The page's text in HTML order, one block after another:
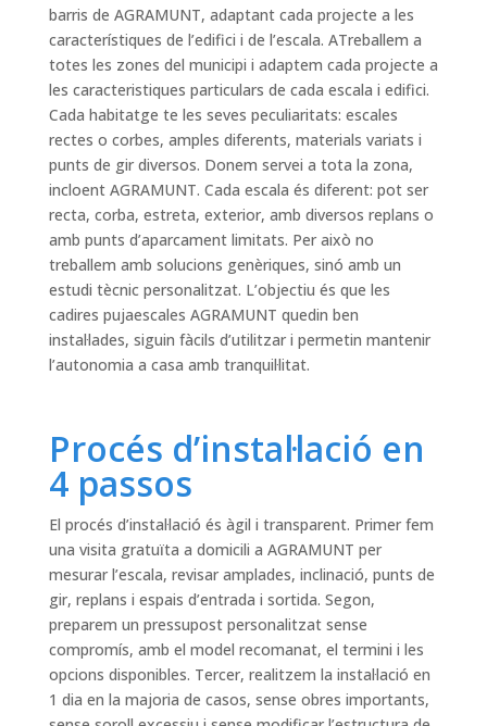
barris de AGRAMUNT, adaptant cada projecte a les
característiques de l’edifici i de l’escala. ATreballem a
totes les zones del municipi i adaptem cada projecte a
les caracteristiques particulars de cada escala i edifici.
Cada habitatge te les seves peculiaritats: escales
rectes o corbes, amples diferents, materials variats i
punts de gir diversos. Donem servei a tota la zona,
incloent AGRAMUNT. Cada escala és diferent: pot ser
recta, corba, estreta, exterior, amb diversos replans o
amb punts d’aparcament limitats. Per això no
treballem amb solucions genèriques, sinó amb un
estudi tècnic personalitzat. L’objectiu és que les
cadires pujaescales AGRAMUNT quedin ben
instal·lades, siguin fàcils d’utilitzar i permetin mantenir
l’autonomia a casa amb tranquil·litat.
Procés d’instal·lació en
4 passos
El procés d’instal·lació és àgil i transparent. Primer fem
una visita gratuïta a domicili a AGRAMUNT per
mesurar l’escala, revisar amplades, inclinació, punts de
gir, replans i espais d’entrada i sortida. Segon,
preparem un pressupost personalitzat sense
compromís, amb el model recomanat, el termini i les
opcions disponibles. Tercer, realitzem la instal·lació en
1 dia en la majoria de casos, sense obres importants,